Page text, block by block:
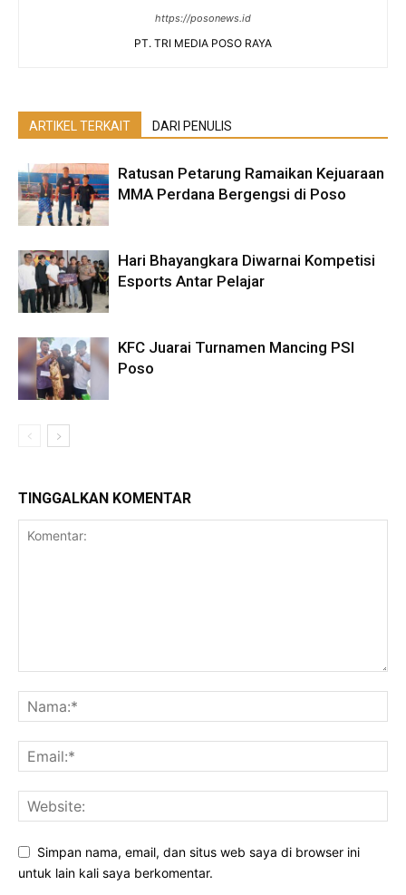
https://posonews.id
PT. TRI MEDIA POSO RAYA
ARTIKEL TERKAIT DARI PENULIS
Ratusan Petarung Ramaikan Kejuaraan
MMA Perdana Bergengsi di Poso
Hari Bhayangkara Diwarnai Kompetisi
Esports Antar Pelajar
KFC Juarai Turnamen Mancing PSI
Poso
TINGGALKAN KOMENTAR
Simpan nama, email, dan situs web saya di browser ini
untuk lain kali saya berkomentar.